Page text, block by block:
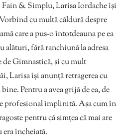
Fain & Simplu, Larisa Iordache își
cu multă căldură despre
care a pus-o întotdeauna pe ea
alături, fără ranchiună la adresa
Gimnastică, și cu mult
Larisa își anunță retragerea cu
Pentru a avea grijă de ea, de
profesional împlinită. Așa cum în
pentru că simțea că mai are
era încheiată.